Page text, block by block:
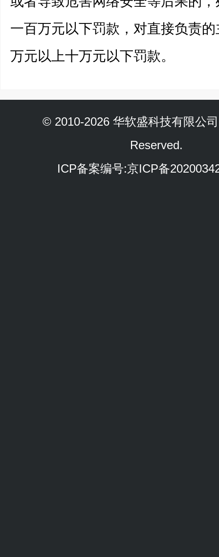
一百万元以下罚款，对直接负责
万元以上十万元以下罚款。
© 2010-2026 华软盛科技有限公
Reserved.
ICP备案编号:京ICP备